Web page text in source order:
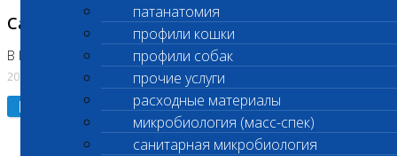
патанатомия
профили кошки
профили собак
прочие услуги
расходные материалы
микробиология (масс-спек)
санитарная микробиология
Санитарные дни
В Коломне 24.07.2026 и 28.07.2026
20.07.2026
Подробнее